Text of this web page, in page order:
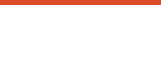
Zum